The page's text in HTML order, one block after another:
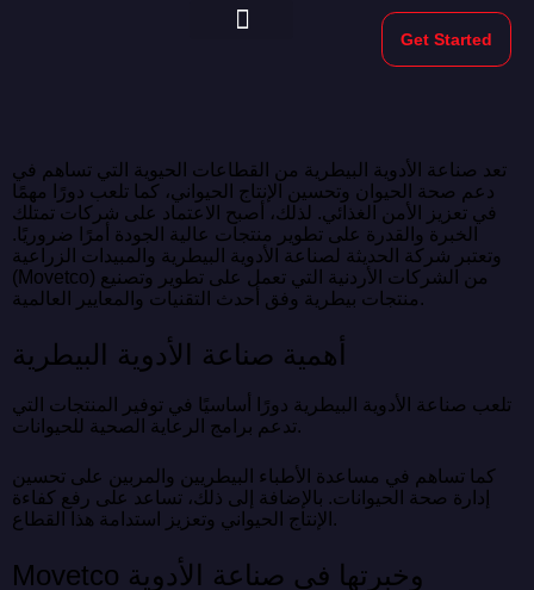
Get Started
تعد صناعة الأدوية البيطرية من القطاعات الحيوية التي تساهم في
دعم صحة الحيوان وتحسين الإنتاج الحيواني، كما تلعب دورًا مهمًا
في تعزيز الأمن الغذائي. لذلك، أصبح الاعتماد على شركات تمتلك
الخبرة والقدرة على تطوير منتجات عالية الجودة أمرًا ضروريًا.
وتعتبر شركة الحديثة لصناعة الأدوية البيطرية والمبيدات الزراعية
(Movetco) من الشركات الأردنية التي تعمل على تطوير وتصنيع
منتجات بيطرية وفق أحدث التقنيات والمعايير العالمية.
أهمية صناعة الأدوية البيطرية
تلعب صناعة الأدوية البيطرية دورًا أساسيًا في توفير المنتجات التي
تدعم برامج الرعاية الصحية للحيوانات.
كما تساهم في مساعدة الأطباء البيطريين والمربين على تحسين
إدارة صحة الحيوانات. بالإضافة إلى ذلك، تساعد على رفع كفاءة
الإنتاج الحيواني وتعزيز استدامة هذا القطاع.
Movetco وخبرتها في صناعة الأدوية